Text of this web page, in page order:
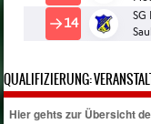
QUALIFIZIERUNG:
Hier gehts zur Übersicht